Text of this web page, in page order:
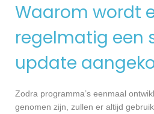
Waarom wordt
regelmatig een
update
Zodra programma’s eenmaal
genomen zijn, zullen er altijd